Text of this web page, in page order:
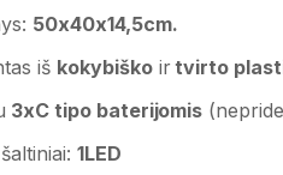
50x40x14,5cm.
iš kokybiškoirtvirto
3xC tipo baterijomis
1LED